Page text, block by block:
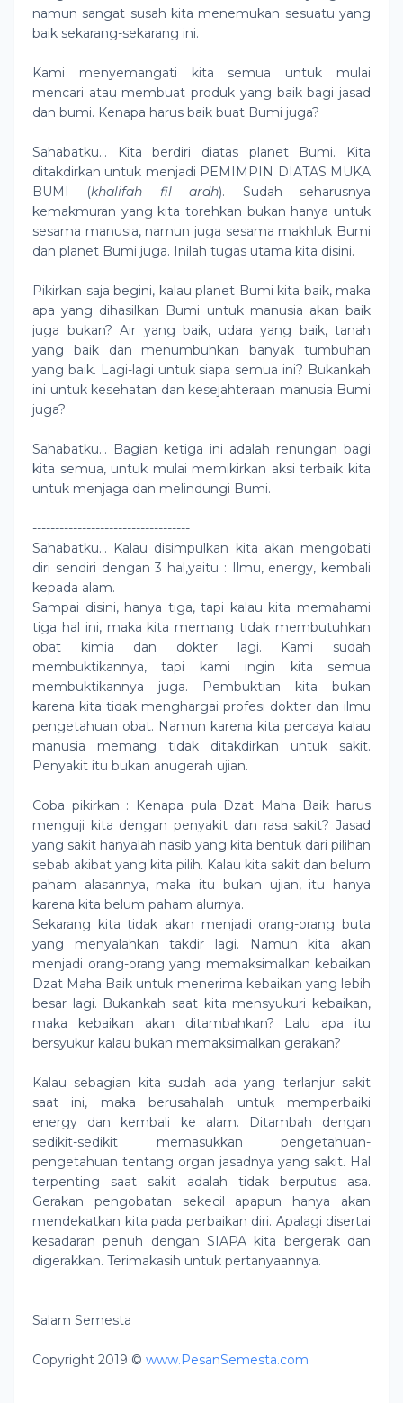
namun sangat susah kita menemukan sesuatu yang
baik sekarang-sekarang ini.
Kami menyemangati kita semua untuk mulai
mencari atau membuat produk yang baik bagi jasad
dan bumi. Kenapa harus baik buat Bumi juga?
Sahabatku… Kita berdiri diatas planet Bumi. Kita
ditakdirkan untuk menjadi PEMIMPIN DIATAS MUKA
BUMI (khalifah fil ardh). Sudah seharusnya
kemakmuran yang kita torehkan bukan hanya untuk
sesama manusia, namun juga sesama makhluk Bumi
dan planet Bumi juga. Inilah tugas utama kita disini.
Pikirkan saja begini, kalau planet Bumi kita baik, maka
apa yang dihasilkan Bumi untuk manusia akan baik
juga bukan? Air yang baik, udara yang baik, tanah
yang baik dan menumbuhkan banyak tumbuhan
yang baik. Lagi-lagi untuk siapa semua ini? Bukankah
ini untuk kesehatan dan kesejahteraan manusia Bumi
juga?
Sahabatku… Bagian ketiga ini adalah renungan bagi
kita semua, untuk mulai memikirkan aksi terbaik kita
untuk menjaga dan melindungi Bumi.
-----------------------------------
Sahabatku… Kalau disimpulkan kita akan mengobati
diri sendiri dengan 3 hal,yaitu : Ilmu, energy, kembali
kepada alam.
Sampai disini, hanya tiga, tapi kalau kita memahami
tiga hal ini, maka kita memang tidak membutuhkan
obat kimia dan dokter lagi. Kami sudah
membuktikannya, tapi kami ingin kita semua
membuktikannya juga. Pembuktian kita bukan
karena kita tidak menghargai profesi dokter dan ilmu
pengetahuan obat. Namun karena kita percaya kalau
manusia memang tidak ditakdirkan untuk sakit.
Penyakit itu bukan anugerah ujian.
Coba pikirkan : Kenapa pula Dzat Maha Baik harus
menguji kita dengan penyakit dan rasa sakit? Jasad
yang sakit hanyalah nasib yang kita bentuk dari pilihan
sebab akibat yang kita pilih. Kalau kita sakit dan belum
paham alasannya, maka itu bukan ujian, itu hanya
karena kita belum paham alurnya.
Sekarang kita tidak akan menjadi orang-orang buta
yang menyalahkan takdir lagi. Namun kita akan
menjadi orang-orang yang memaksimalkan kebaikan
Dzat Maha Baik untuk menerima kebaikan yang lebih
besar lagi. Bukankah saat kita mensyukuri kebaikan,
maka kebaikan akan ditambahkan? Lalu apa itu
bersyukur kalau bukan memaksimalkan gerakan?
Kalau sebagian kita sudah ada yang terlanjur sakit
saat ini, maka berusahalah untuk memperbaiki
energy dan kembali ke alam. Ditambah dengan
sedikit-sedikit memasukkan pengetahuan-
pengetahuan tentang organ jasadnya yang sakit. Hal
terpenting saat sakit adalah tidak berputus asa.
Gerakan pengobatan sekecil apapun hanya akan
mendekatkan kita pada perbaikan diri. Apalagi disertai
kesadaran penuh dengan SIAPA kita bergerak dan
digerakkan. Terimakasih untuk pertanyaannya.
Salam Semesta
Copyright 2019 © www.PesanSemesta.com